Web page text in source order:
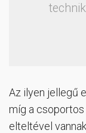
Az ilyen jellegű
míg a
elteltével